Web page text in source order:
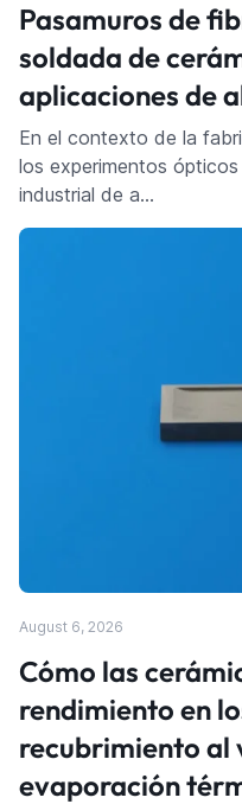
Pasamuros de
soldada de
aplicaciones de
En el contexto de la
los experimentos
industrial de a…
August 6, 2026
Cómo las
rendimiento en
recubrimiento al
evaporación